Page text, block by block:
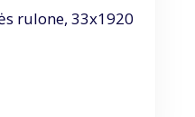
rulone, 33x1920